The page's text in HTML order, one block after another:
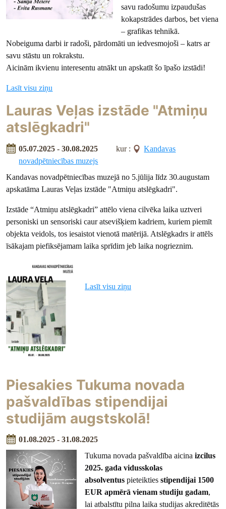
savu radošumu izpaudušas
kokapstrādes darbos, bet viena
– grafikas tehnikā.
Nobeiguma darbi ir radoši, pārdomāti un iedvesmojoši – katrs ar
savu stāstu un rokrakstu.
Aicinām ikvienu interesentu atnākt un apskatīt šo īpašo izstādi!
Lasīt visu ziņu
Lauras Veļas izstāde "Atmiņu
atslēgkadri"
05.07.2025 - 30.08.2025 kur :
Kandavas
novadpētniecības muzejs
Kandavas novadpētniecības muzejā no 5.jūlija līdz 30.augustam
apskatāma Lauras Veļas izstāde "Atmiņu atslēgkadri".
Izstāde “Atmiņu atslēgkadri” attēlo viena cilvēka laika uztveri
personiski un sensoriski caur atsevišķiem kadriem, kuriem piemīt
objekta veidols, tos iesaistot vienotā matērijā. Atslēgkadrs ir attēls
īsākajam piefiksējamam laika sprīdim jeb laika nogrieznim.
Lasīt visu ziņu
Piesakies Tukuma novada
pašvaldības stipendijai
studijām augstskolā!
01.08.2025 - 31.08.2025
Tukuma novada pašvaldība aicina izcilus
2025. gada vidusskolas
absolventus pieteiktiesstipendijai 1500
EUR apmērā vienam studiju gadam,
lai atbalstītu pilna laika studijas akreditētās